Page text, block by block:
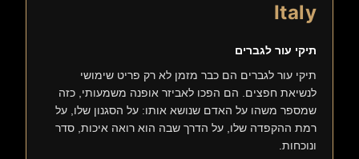
Italy
תיקי עור לגברים
תיקי עור לגברים הם כבר מזמן לא רק פריט שימושי
לנשיאת חפצים. הם הפכו לאביזר אופנה משמעותי, כזה
שמספר משהו על האדם שנושא אותו: על הסגנון שלו, על
רמת ההקפדה שלו, על הדרך שבה הוא רואה איכות, סדר
ונוכחות.